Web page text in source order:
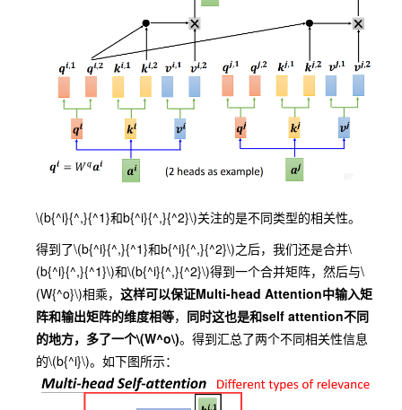
\(b{^i}{^,}{^1}和b{^i}{^,}{^2}\)关注的是不同类型的相关性。
得到了\(b{^i}{^,}{^1}和b{^i}{^,}{^2}\)之后，我们还是合并\
(b{^i}{^,}{^1}\)和\(b{^i}{^,}{^2}\)得到一个合并矩阵，然后与\
(W{^o}\)相乘， 这样可以保证Multi-head Attention中输入矩
阵和输出矩阵的维度相等， 同时这也是和self attention不同
的地方，多了一个\(W^o\)。得到汇总了两个不同相关性信息
的\(b{^i}\)。如下图所示：